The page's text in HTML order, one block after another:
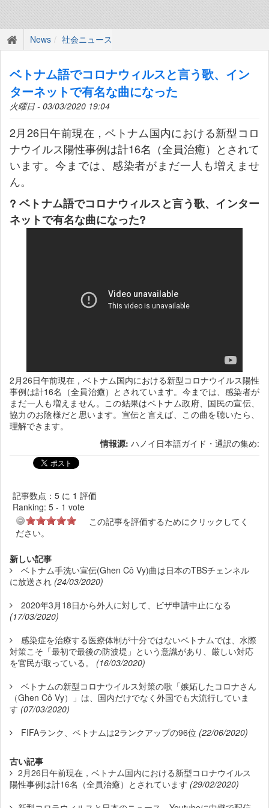
News 社会ニュース
ベトナム語でコロナウィルスと言う歌、イン
ターネットで有名な曲になった
火曜日 - 03/03/2020 19:04
2月26日午前現在，ベトナム国内における新型コロ
ナウイルス陽性事例は計16名（全員治癒）とされて
います。今までは、感染者がまだ一人も増えませ
ん。
? ベトナム語でコロナウィルスと言う歌、インター
ネットで有名な曲になった?
2月26日午前現在，ベトナム国内における新型コロナウイルス陽性
事例は計16名（全員治癒）とされています。今までは、感染者が
まだ一人も増えません。この結果はベトナム政府、国民の宣伝、
協力のお陰様だと思います。宣伝と言えば、この曲を聴いたら、
理解できます。
情報源: ハノイ日本語ガイド・通訳の集め:
記事数点：5 に 1 評価
Ranking: 5 - 1 vote
この記事を評価するためにクリックしてく
ださい。
新しい記事
ベトナム手洗い宣伝(Ghen Cô Vy)曲は日本のTBSチェンネル
に放送され (24/03/2020)
2020年3月18日から外人に対して、ビザ申請中止になる
(17/03/2020)
感染症を治療する医療体制が十分ではないベトナムでは、水際
対策こそ「最初で最後の防波堤」という意識があり、厳しい対応
を官民が取っている。
(16/03/2020)
ベトナムの新型コロナウイルス対策の歌「嫉妬したコロナさん
（Ghen Cô Vy）」は、国内だけでなく外国でも大流行していま
す (07/03/2020)
FIFAランク、ベトナムは2ランクアップの96位 (22/06/2020)
古い記事
2月26日午前現在，ベトナム国内における新型コロナウイルス
陽性事例は計16名（全員治癒）とされています (29/02/2020)